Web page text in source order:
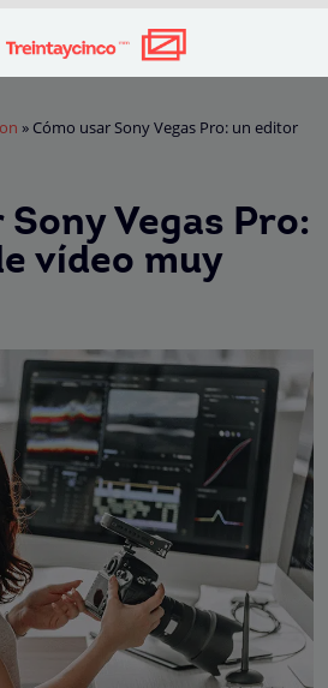
» Cómo usar Sony Vegas Pro: un editor
Vegas Pro:
vídeo muy